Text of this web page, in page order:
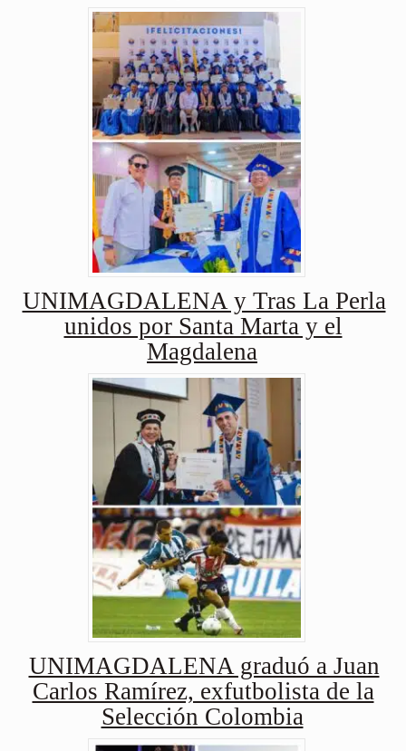
UNIMAGDALENA y Tras La Perla
unidos por Santa Marta y el
Magdalena
UNIMAGDALENA graduó a Juan
Carlos Ramírez, exfutbolista de la
Selección Colombia